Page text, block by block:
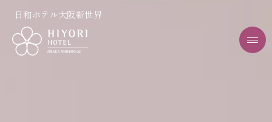
日和ホテル大阪新世界